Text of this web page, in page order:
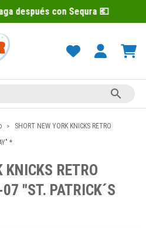
Sequra 💶

SHORT NEW YORK KNICKS RETRO
*
KNICKS RETRO
"ST. PATRICK´S